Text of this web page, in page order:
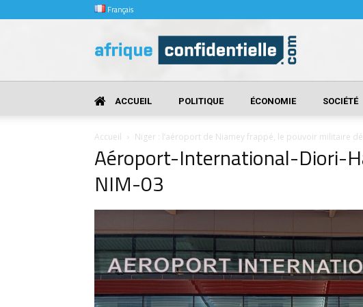
Français
Confidentielle
ACCUEIL POLITIQUE ÉCONOMIE SOCIÉTÉ
Accueil Niger : l’aéroport de Niamey frappé, le pouvoir militaire
Aéroport-International-Diori-
NIM-03